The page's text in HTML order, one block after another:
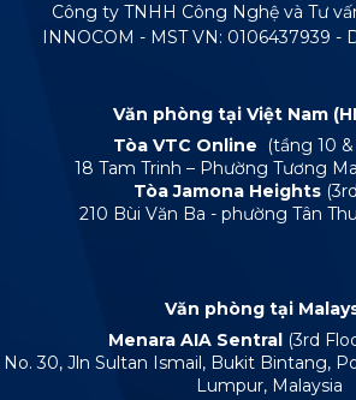
Công ty TNHH Công Nghệ và Tư
INNOCOM - MST VN: 0106437939 -
Văn phòng tại Việt Nam
Tòa VTC Online
(tầng 10
18 Tam Trinh – Phường Tương
Tòa Jamona Heights
210 Bùi Văn Ba - phường Tân
Văn phòng tại
Menara AIA Sentral (3rd
No. 30, Jln Sultan Ismail, Bukit Bintang,
Lumpur, Malaysia